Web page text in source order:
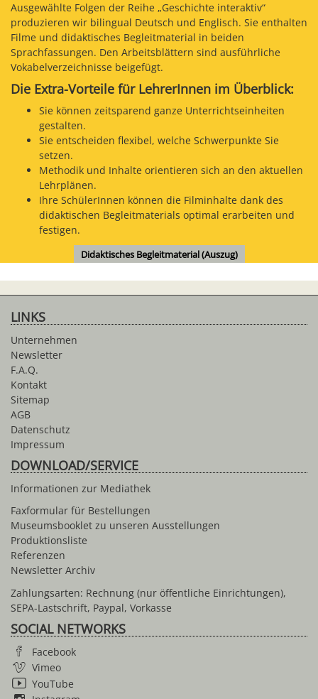
Ausgewählte Folgen der Reihe „Geschichte interaktiv“
produzieren wir bilingual Deutsch und Englisch. Sie enthalten
Filme und didaktisches Begleitmaterial in beiden
Sprachfassungen. Den Arbeitsblättern sind ausführliche
Vokabelverzeichnisse beigefügt.
Die Extra-Vorteile für LehrerInnen im Überblick:
Sie können zeitsparend ganze Unterrichtseinheiten
gestalten.
Sie entscheiden flexibel, welche Schwerpunkte Sie
setzen.
Methodik und Inhalte orientieren sich an den aktuellen
Lehrplänen.
Ihre SchülerInnen können die Filminhalte dank des
didaktischen Begleitmaterials optimal erarbeiten und
festigen.
Didaktisches Begleitmaterial (Auszug)
LINKS
Unternehmen
Newsletter
F.A.Q.
Kontakt
Sitemap
AGB
Datenschutz
Impressum
DOWNLOAD/SERVICE
Informationen zur Mediathek
Faxformular für Bestellungen
Museumsbooklet zu unseren Ausstellungen
Produktionsliste
Referenzen
Newsletter Archiv
Zahlungsarten: Rechnung (nur öffentliche Einrichtungen),
SEPA-Lastschrift, Paypal, Vorkasse
SOCIAL NETWORKS
Facebook
Vimeo
YouTube